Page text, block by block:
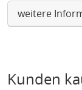
weitere
Kunden